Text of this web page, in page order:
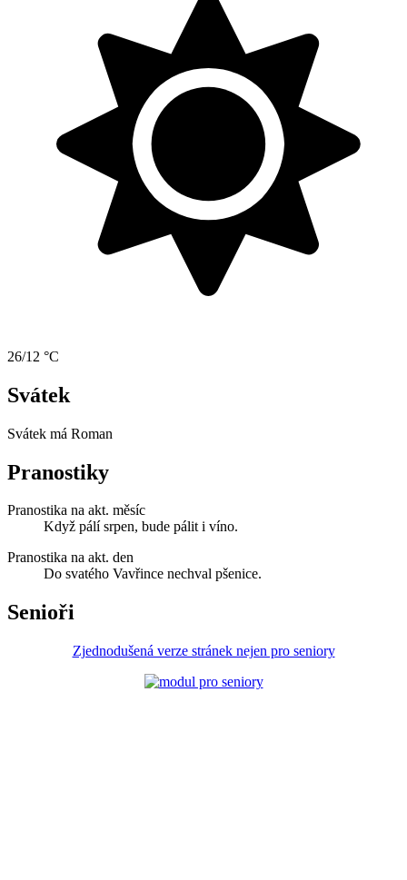
26/12 °C
Svátek
Svátek má Roman
Pranostiky
Pranostika na akt. měsíc
Když pálí srpen, bude pálit i víno.
Pranostika na akt. den
Do svatého Vavřince nechval pšenice.
Senioři
Zjednodušená verze stránek nejen pro seniory